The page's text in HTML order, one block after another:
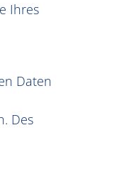
Ihres
Daten
Des